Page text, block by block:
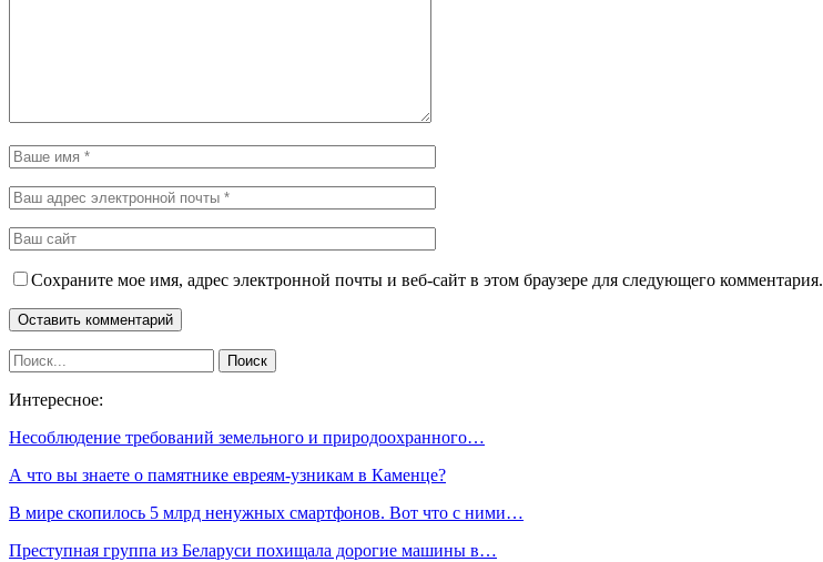
Сохраните мое имя, адрес электронной почты и веб-сайт в этом браузере для следующего комментария.
Интересное:
Несоблюдение требований земельного и природоохранного…
А что вы знаете о памятнике евреям-узникам в Каменце?
В мире скопилось 5 млрд ненужных смартфонов. Вот что с ними…
Преступная группа из Беларуси похищала дорогие машины в…